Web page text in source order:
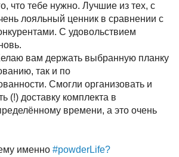
что тебе нужно. Лучшие из тех, с
лояльный ценник в сравнении с
С удовольствием
вам держать выбранную планку
так и по
Смогли организовать и
(!) доставку комплекта в
времени, а это очень
именно #powderLife?